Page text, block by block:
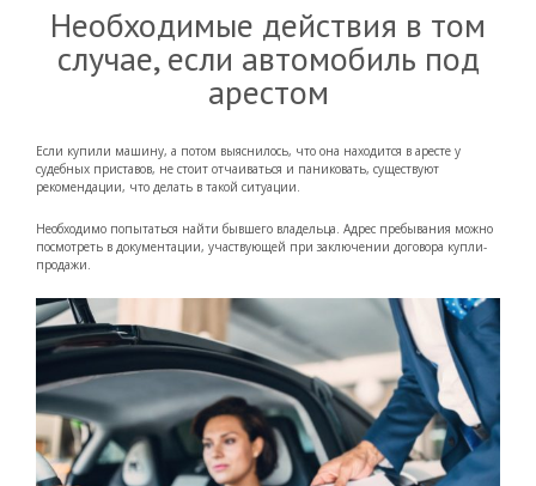
Необходимые действия в том
случае, если автомобиль под
арестом
Если купили машину, а потом выяснилось, что она находится в аресте у
судебных приставов, не стоит отчаиваться и паниковать, существуют
рекомендации, что делать в такой ситуации.
Необходимо попытаться найти бывшего владельца. Адрес пребывания можно
посмотреть в документации, участвующей при заключении договора купли-
продажи.